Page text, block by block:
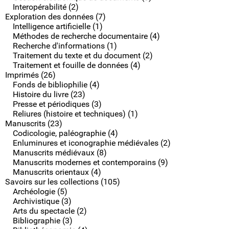
Interopérabilité (2)
Exploration des données (7)
Intelligence artificielle (1)
Méthodes de recherche documentaire (4)
Recherche d'informations (1)
Traitement du texte et du document (2)
Traitement et fouille de données (4)
Imprimés (26)
Fonds de bibliophilie (4)
Histoire du livre (23)
Presse et périodiques (3)
Reliures (histoire et techniques) (1)
Manuscrits (23)
Codicologie, paléographie (4)
Enluminures et iconographie médiévales (2)
Manuscrits médiévaux (8)
Manuscrits modernes et contemporains (9)
Manuscrits orientaux (4)
Savoirs sur les collections (105)
Archéologie (5)
Archivistique (3)
Arts du spectacle (2)
Bibliographie (3)